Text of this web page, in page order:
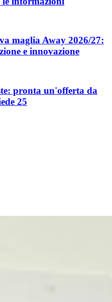
maglia Away 2026/27:
e innovazione
pronta un'offerta da
25